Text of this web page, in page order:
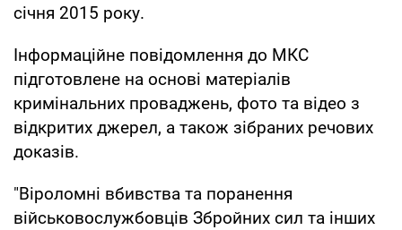
січня 2015 року.
Інформаційне повідомлення до МКС
підготовлене на основі матеріалів
кримінальних проваджень, фото та відео з
відкритих джерел, а також зібраних речових
доказів.
"Віроломні вбивства та поранення
військовослужбовців Збройних сил та інших